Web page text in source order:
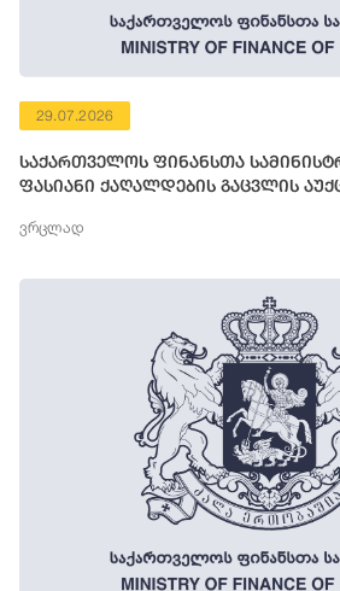
29.07.2026
საქართველოს ფინანსთა
ფასიანი
ვრცლად